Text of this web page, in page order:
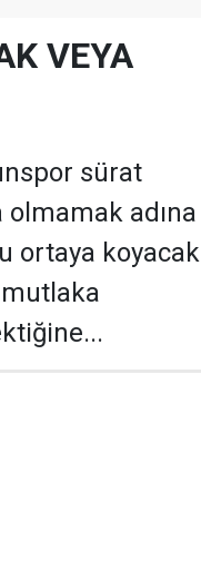
VEYA
sürat
adına
ortaya koyacak
mutlaka